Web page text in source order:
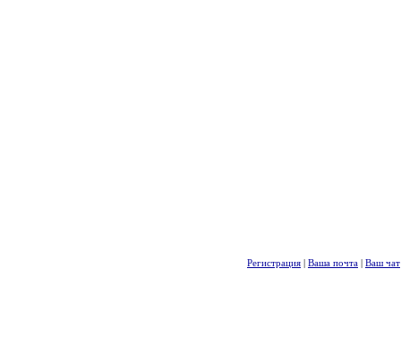
Регистрация | Ваша почта | Ваш чат